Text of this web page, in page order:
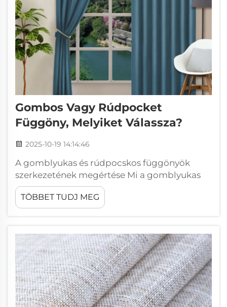
Gombos Vagy Rúdpocket
Függöny, Melyiket Válassza?
2025-10-19 14:14:46
A gomblyukas és rúdpocskos függönyök
szerkezetének megértése Mi a gomblyukas
függöny, és hogyan működik? A gomblyukas
függönyök felső szélén rendszeresen
elhelyezett fém vagy műanyag gyűrűkkel
vannak elhelyezve. Felfüggesztéskor ezek a
gyűrűk egyszerűen rácsúsznak a karnisra...
TÖBBET TUDJ MEG